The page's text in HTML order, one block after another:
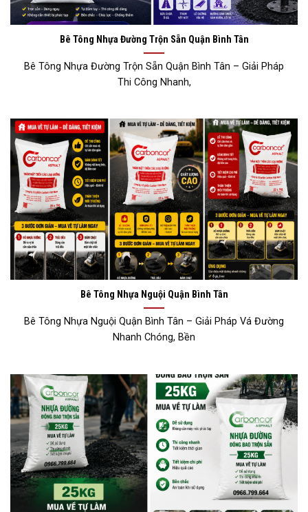
Bê Tông Nhựa Đường Trộn Sẵn Quận Bình Tân
Bê Tông Nhựa Đường Trộn Sẵn Quận Bình Tân – Giải Pháp
Thi Công Nhanh,
Bê Tông Nhựa Nguội Quận Bình Tân
Bê Tông Nhựa Nguội Quận Bình Tân – Giải Pháp Vá Đường
Nhanh Chóng, Bền